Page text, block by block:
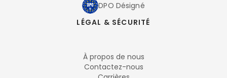
DPO Désigné
LÉGAL & SÉCURITÉ
À propos de nous
Contactez-nous